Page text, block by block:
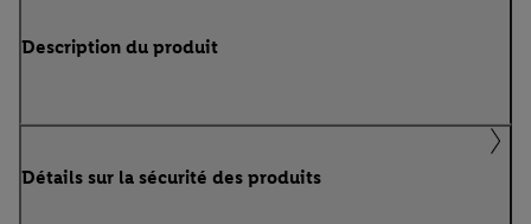
Description du produit
Détails sur la sécurité des produits